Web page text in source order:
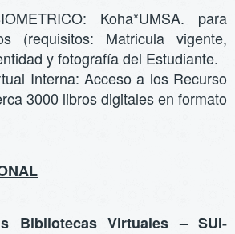
Koha*UMSA. para
(requisitos: Matricula vigente,
y fotografía del Estudiante.
Interna: Acceso a los Recurso
3000 libros digitales en formato
Bibliotecas Virtuales – SUI-